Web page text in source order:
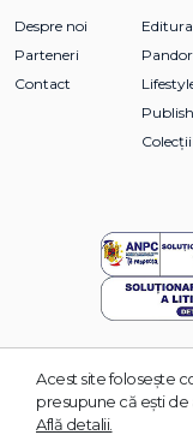
Despre noi
Parteneri
Contact
Colecții
© 2026 Grupul
Acest site foloseşte
presupune că eşti
Află detalii.